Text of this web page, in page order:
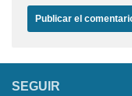
SEGUIR